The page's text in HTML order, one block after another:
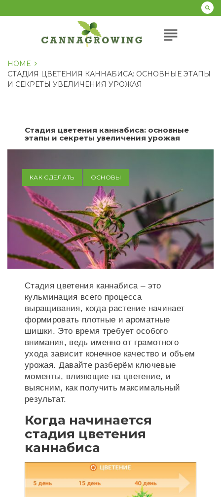
к
subject
HOME
СТАДИЯ ЦВЕТЕНИЯ КАННАБИСА: ОСНОВНЫЕ ЭТАПЫ
И СЕКРЕТЫ УВЕЛИЧЕНИЯ УРОЖАЯ
Стадия цветения каннабиса: основные
этапы и секреты увеличения урожая
КАК СДЕЛАТЬ ОСНОВЫ
Стадия цветения каннабиса – это
кульминация всего процесса
выращивания, когда растение начинает
формировать плотные и ароматные
шишки. Это время требует особого
внимания, ведь именно от грамотного
ухода зависит конечное качество и объем
урожая. Давайте разберём ключевые
моменты, влияющие на цветение, и
выясним, как получить максимальный
результат.
Когда начинается
стадия цветения
каннабиса